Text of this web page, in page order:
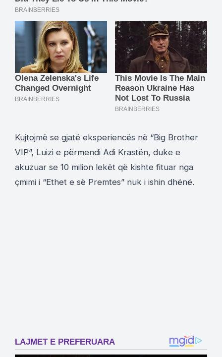
Kujtojmë se gjatë eksperiencës në “Big Brother
VIP”, Luizi e përmendi Adi Krastën, duke e
akuzuar se 10 milion lekët që kishte fituar nga
çmimi i “Ethet e së Premtes” nuk i ishin dhënë.